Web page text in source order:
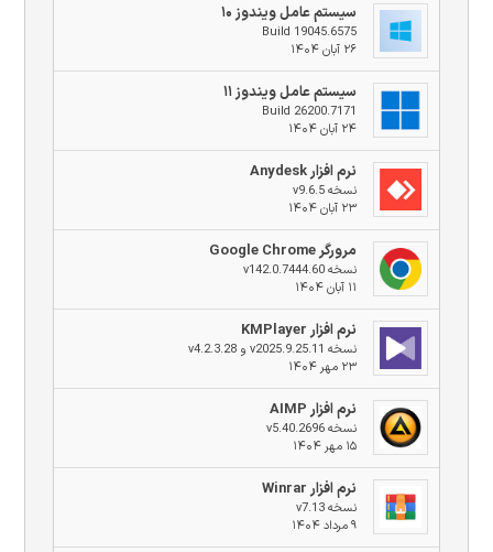
سیستم عامل ویندوز ۱۰
Build 19045.6575
۲۶ آبان ۱۴۰۴
سیستم عامل ویندوز ۱۱
Build 26200.7171
۲۴ آبان ۱۴۰۴
نرم افزار Anydesk
نسخه v9.6.5
۲۳ آبان ۱۴۰۴
مرورگر Google Chrome
نسخه v142.0.7444.60
۱۱ آبان ۱۴۰۴
نرم افزار KMPlayer
نسخه v2025.9.25.11 و v4.2.3.28
۲۳ مهر ۱۴۰۴
نرم افزار AIMP
نسخه v5.40.2696
۱۵ مهر ۱۴۰۴
نرم افزار Winrar
نسخه v7.13
۹ مرداد ۱۴۰۴